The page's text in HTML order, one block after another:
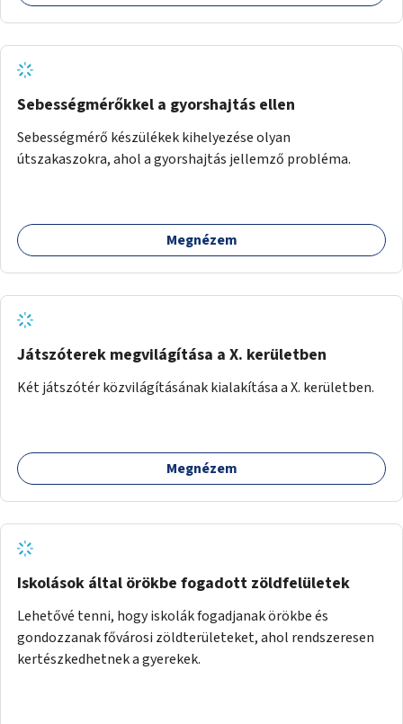
Sebességmérőkkel a gyorshajtás ellen
Sebességmérő készülékek kihelyezése olyan
útszakaszokra, ahol a gyorshajtás jellemző probléma.
Megnézem
Játszóterek megvilágítása a X. kerületben
Két játszótér közvilágításának kialakítása a X. kerületben.
Megnézem
Iskolások által örökbe fogadott zöldfelületek
Lehetővé tenni, hogy iskolák fogadjanak örökbe és
gondozzanak fővárosi zöldterületeket, ahol rendszeresen
kertészkedhetnek a gyerekek.